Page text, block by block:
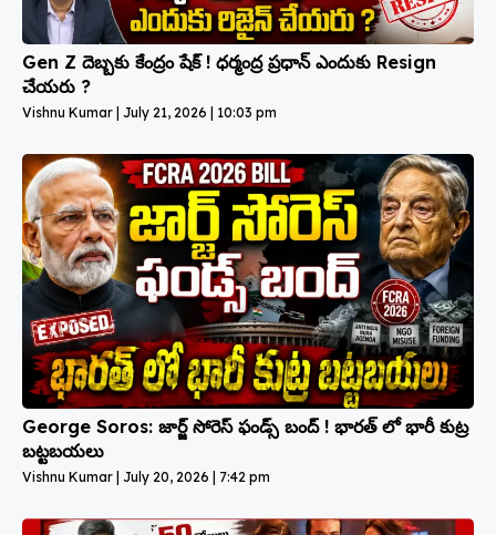
Gen Z దెబ్బకు కేంద్రం షేక్ ! ధర్మంద్ర ప్రధాన్ ఎందుకు Resign
చేయరు ?
Vishnu Kumar July 21, 2026 10:03 pm
George Soros: జార్జ్ సోరెస్ ఫండ్స్ బంద్ ! భారత్ లో భారీ కుట్ర
బట్టబయలు
Vishnu Kumar July 20, 2026 7:42 pm